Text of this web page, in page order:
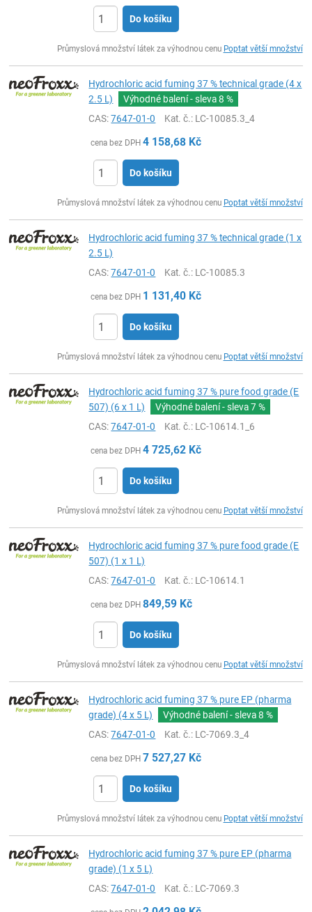
Do košíku
Průmyslová množství látek za výhodnou cenu Poptat větší množství
Hydrochloric acid fuming 37 % technical grade (4 x
2.5 L)
Výhodné balení - sleva8 %
CAS:7647-01-0 Kat. č.: LC-10085.3_4
cena bez DPH 4 158,68 Kč
Do košíku
Průmyslová množství látek za výhodnou cenu Poptat větší množství
Hydrochloric acid fuming 37 % technical grade (1 x
2.5 L)
CAS:7647-01-0 Kat. č.: LC-10085.3
cena bez DPH 1 131,40 Kč
Do košíku
Průmyslová množství látek za výhodnou cenu Poptat větší množství
Hydrochloric acid fuming 37 % pure food grade (E
507) (6 x 1 L)
Výhodné balení - sleva7 %
CAS:7647-01-0 Kat. č.: LC-10614.1_6
cena bez DPH 4 725,62 Kč
Do košíku
Průmyslová množství látek za výhodnou cenu Poptat větší množství
Hydrochloric acid fuming 37 % pure food grade (E
507) (1 x 1 L)
CAS:7647-01-0 Kat. č.: LC-10614.1
cena bez DPH 849,59 Kč
Do košíku
Průmyslová množství látek za výhodnou cenu Poptat větší množství
Hydrochloric acid fuming 37 % pure EP (pharma
grade) (4 x 5 L)
Výhodné balení - sleva8 %
CAS:7647-01-0 Kat. č.: LC-7069.3_4
cena bez DPH 7 527,27 Kč
Do košíku
Průmyslová množství látek za výhodnou cenu Poptat větší množství
Hydrochloric acid fuming 37 % pure EP (pharma
grade) (1 x 5 L)
CAS:7647-01-0 Kat. č.: LC-7069.3